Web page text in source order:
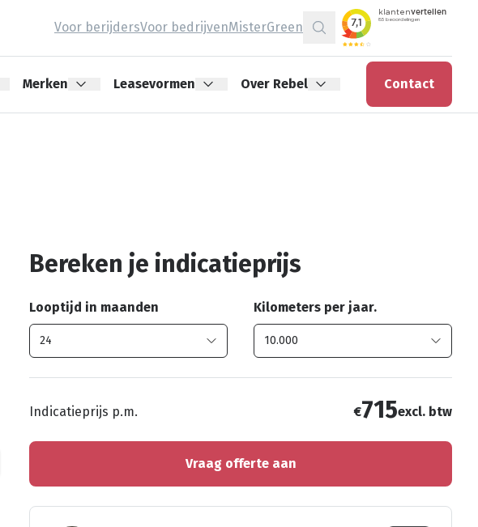
Voor berijdersVoor bedrijvenMisterGreen
Zoeken
Merken Leasevormen Over Rebel Contact
Bereken je indicatieprijs
Looptijd in maanden Kilometers per jaar.
Indicatieprijs p.m. €715excl. btw
Vraag offerte aan